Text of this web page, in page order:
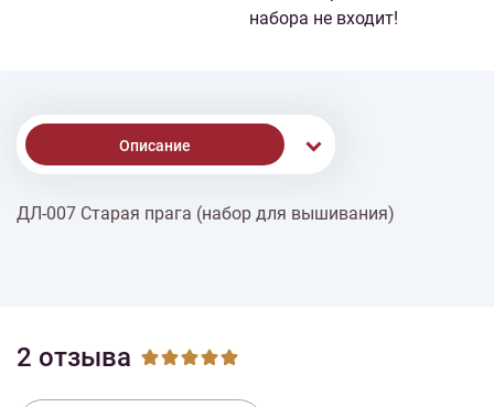
набора не входит!
Описание
Доставка
ДЛ-007 Старая прага (набор для вышивания)
2 отзыва